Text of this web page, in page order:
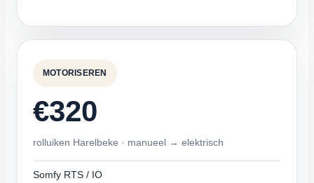
MOTORISEREN
€320
rolluiken Harelbeke · manueel → elektrisch
Somfy RTS / IO